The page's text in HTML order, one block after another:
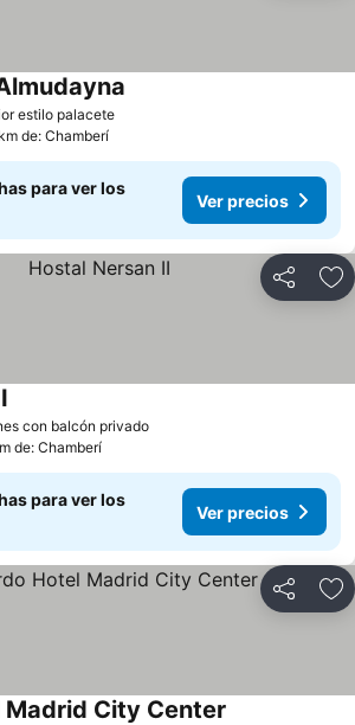
estilo palacete
de: Chamberí
para ver los
Ver precios
Compartir
con balcón privado
de: Chamberí
para ver los
Ver precios
Compartir
Madrid City Center